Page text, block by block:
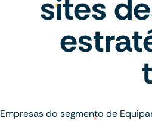
sites
Empresas do segmento de